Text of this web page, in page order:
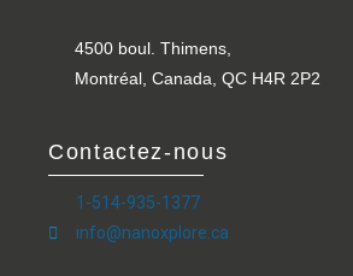
4500 boul. Thimens,
Montréal, Canada, QC H4R 2P2
Contactez-nous
1-514-935-1377
info@nanoxplore.ca